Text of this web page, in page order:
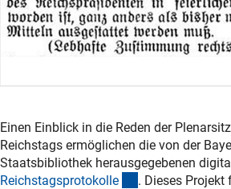
Einen Einblick in die Reden der
Reichstags ermöglichen die von der
Staatsbibliothek herausgegebenen
Reichstagsprotokolle (externer Link)
. Dieses Projekt